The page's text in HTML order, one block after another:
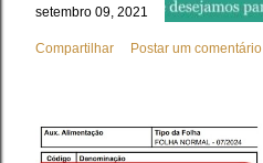
setembro 09, 2021
Compartilhar Postar um comentário